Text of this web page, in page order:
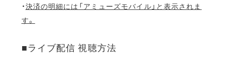
・決済の明細には「アミューズモバイル」と表示されま
す。
■ライブ配信 視聴方法